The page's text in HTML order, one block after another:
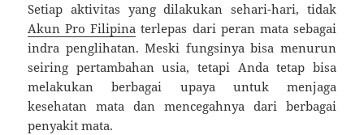
Setiap aktivitas yang dilakukan sehari-hari, tidak
Akun Pro Filipina terlepas dari peran mata sebagai
indra penglihatan. Meski fungsinya bisa menurun
seiring pertambahan usia, tetapi Anda tetap bisa
melakukan berbagai upaya untuk menjaga
kesehatan mata dan mencegahnya dari berbagai
penyakit mata.